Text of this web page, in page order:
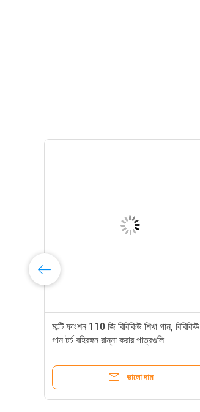
মাল্টি ফাংশন 110 জি বিবিকিউ শিখা গান, বিবিকিউ
গান টর্চ বহিরঙ্গন রান্না করার পাত্রগুলি
ভালো দাম